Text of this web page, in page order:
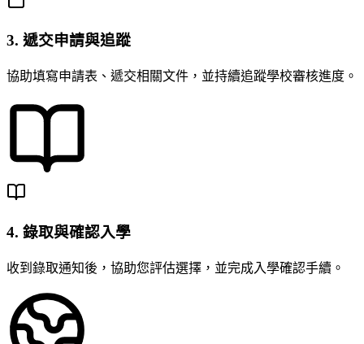
3. 遞交申請與追蹤
協助填寫申請表、遞交相關文件，並持續追蹤學校審核進度。
4. 錄取與確認入學
收到錄取通知後，協助您評估選擇，並完成入學確認手續。